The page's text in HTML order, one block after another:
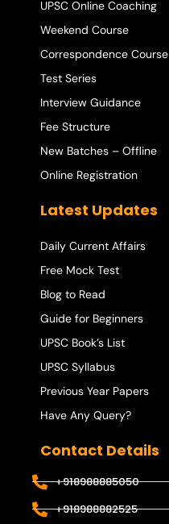
UPSC Online Coaching
Weekend Course
Correspondence Course
Test Series
Interview Guidance
Fee Structure
New Batches – Offline
Online Registration
Latest Updates
Daily Current Affairs
Free Mock Test
Blog to Read
Guide for Beginners
UPSC Book’s List
UPSC Syllabus
Previous Year Papers
Have Any Query?
Contact Details
+918988885050
+918988882525